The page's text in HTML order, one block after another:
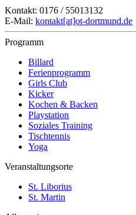
Kontakt: 0176 / 55013132
E-Mail: kontakt[at]ot-dortmund.de
Programm
Billard
Ferienprogramm
Girls Club
Kicker
Kochen & Backen
Playstation
Soziales Training
Tischtennis
Yoga
Veranstaltungsorte
St. Liborius
St. Martin